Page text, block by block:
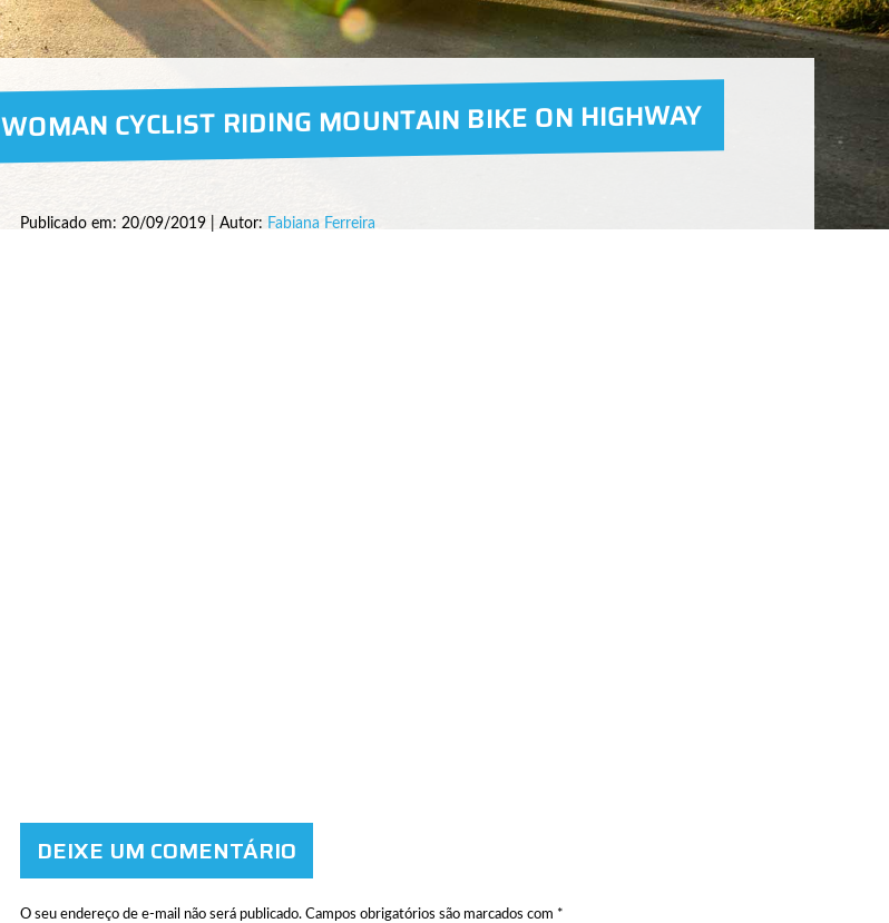
WOMAN CYCLIST RIDING MOUNTAIN BIKE ON HIGHWAY
Publicado em: 20/09/2019 | Autor: Fabiana Ferreira
DEIXE UM COMENTÁRIO
O seu endereço de e-mail não será publicado. Campos obrigatórios são marcados com *